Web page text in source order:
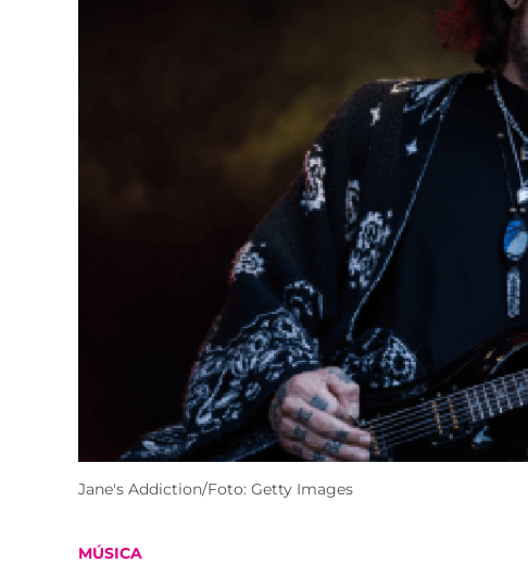
Jane's Addiction/Foto: Getty Images
POSTED
MÚSICA